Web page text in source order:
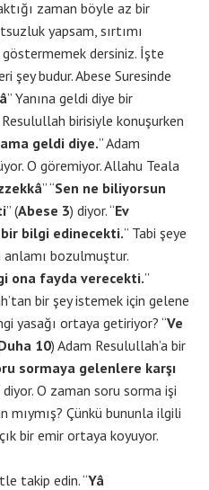
zaman böyle az bir
yapsam, sırtımı
dersiniz. İşte
budur. Abese Suresinde
” Yanına geldi diye bir
birisiyle konuşurken
geldi diye.” Adam
O göremiyor. Allahu Teala
” “Sen ne biliyorsun
” (Abese 3) diyor. “Ev
bilgi edinecekti.” Tabi şeye
anlamı bozulmuştur.
ona fayda verecekti.”
bir şey istemek için gelene
yasağı ortaya getiriyor? “Ve
10) Adam Resulullah’a bir
sormaya gelenlere karşı
diyor. O zaman soru sorma işi
mıymış? Çünkü bununla ilgili
bir emir ortaya koyuyor.
takip edin. “Yâ